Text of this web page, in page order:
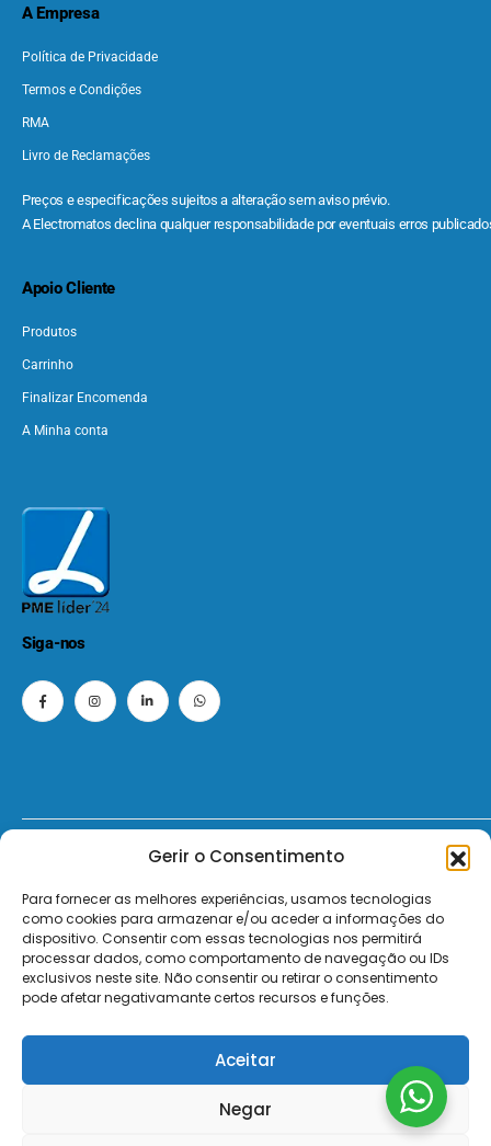
Gerir o Consentimento
Para fornecer as melhores experiências, usamos tecnologias
como cookies para armazenar e/ou aceder a informações do
dispositivo. Consentir com essas tecnologias nos permitirá
processar dados, como comportamento de navegação ou IDs
exclusivos neste site. Não consentir ou retirar o consentimento
pode afetar negativamante certos recursos e funções.
Aceitar
Negar
A Empresa
Política de Privacidade
Termos e Condições
RMA
Livro de Reclamações
Preços e especificações sujeitos a alteração sem aviso prévio.
A Electromatos declina qualquer responsabilidade por eventuais erros
Apoio Cliente
Produtos
Carrinho
Finalizar Encomenda
A Minha conta
Siga-nos
© 2026 - ElectroMatos - Todos os direitos reservados.
Site by VC.
Pagamentos Seguros MB | MB WAY | Transferência Bancária | Payshop | Visa | Mastercard | Visa